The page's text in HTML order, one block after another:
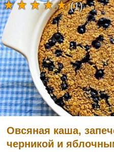
Овсяная каша,
черникой и
(1)